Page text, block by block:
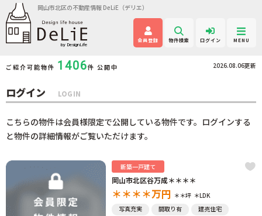
岡山市北区の不動産情報 DeLiE（デリエ）
会員登録 物件検索 ログイン MENU
ご紹介可能物件 1406件 公開中 2026.08.06更新
ログイン LOGIN
こちらの物件は会員様限定で公開している物件です。ログインする
と物件の詳細情報がご覧いただけます。
新築一戸建て
岡山市北区谷万成＊＊＊＊
＊＊＊＊万円 ＊＊坪 ＊LDK
写真充実
間取り有
建売住宅